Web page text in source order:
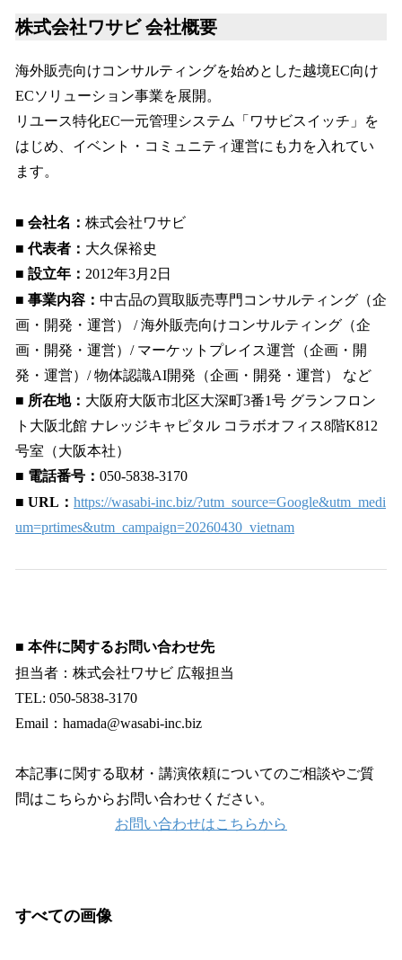
株式会社ワサビ 会社概要
海外販売向けコンサルティングを始めとした越境EC向け
ECソリューション事業を展開。
リユース特化EC一元管理システム「ワサビスイッチ」を
はじめ、イベント・コミュニティ運営にも力を入れてい
ます。
■ 会社名： 株式会社ワサビ
■ 代表者： 大久保裕史
■ 設立年： 2012年3月2日
■ 事業内容： 中古品の買取販売専門コンサルティング（企
画・開発・運営） / 海外販売向けコンサルティング（企
画・開発・運営）/ マーケットプレイス運営（企画・開
発・運営）/ 物体認識AI開発（企画・開発・運営） など
■ 所在地： 大阪府大阪市北区大深町3番1号 グランフロン
ト大阪北館 ナレッジキャピタル コラボオフィス8階K812
号室（大阪本社）
■ 電話番号： 050-5838-3170
■ URL： https://wasabi-inc.biz/?utm_source=Google&utm_medi
um=prtimes&utm_campaign=20260430_vietnam
■ 本件に関するお問い合わせ先
担当者：株式会社ワサビ 広報担当
TEL: 050-5838-3170
Email：hamada@wasabi-inc.biz
本記事に関する取材・講演依頼についてのご相談やご質
問はこちらからお問い合わせください。
お問い合わせはこちらから
すべての画像